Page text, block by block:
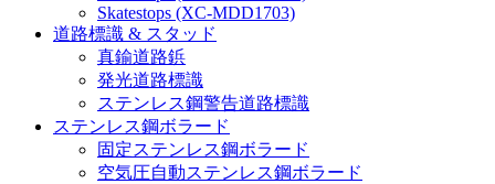
Skatestops (XC-MDD1703)
道路標識 & スタッド
真鍮道路鋲
発光道路標識
ステンレス鋼警告道路標識
ステンレス鋼ボラード
固定ステンレス鋼ボラード
空気圧自動ステンレス鋼ボラード